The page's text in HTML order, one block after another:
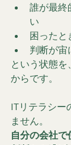
誰が最終
い
困ったと
判断が宙
という状態を
からです。
ITリテラシー
ません。
自分の会社で